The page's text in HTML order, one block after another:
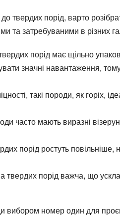
твердих порід, варто
та затребуваними в різних
порід має щільно
значні навантаження,
такі породи, як горіх,
часто мають виразні
порід ростуть повільніше,
твердих порід важча, що
вибором номер один для